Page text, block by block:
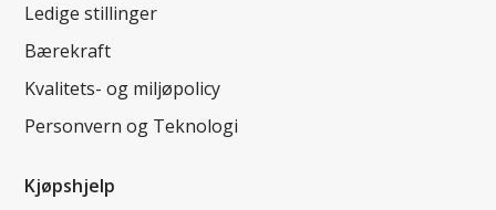
Ledige stillinger
Bærekraft
Kvalitets- og miljøpolicy
Personvern og Teknologi
Kjøpshjelp